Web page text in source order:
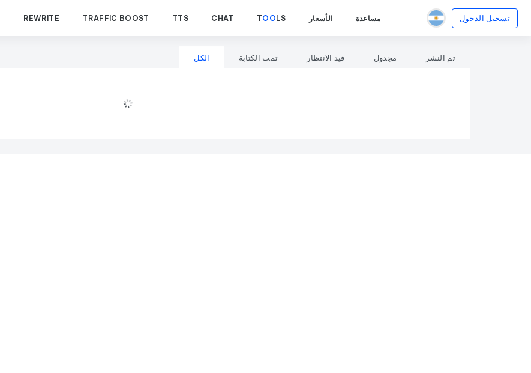
REWRITE TRAFFIC BOOST TTS CHAT TOO LS الأسعار مساعدة تسجيل الدخول
الكل تمت الكتابة قيد الانتظار مجدول تم النشر